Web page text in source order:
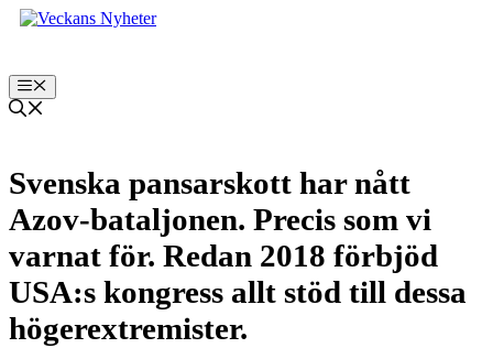
Hoppa
Meny
Svenska pansarskott har nått
Azov-bataljonen. Precis som vi
varnat för. Redan 2018 förbjöd
USA:s kongress allt stöd till dessa
högerextremister.